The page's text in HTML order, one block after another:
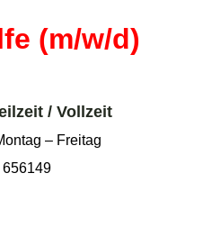
(m/w/d)
/ Vollzeit
– Freitag